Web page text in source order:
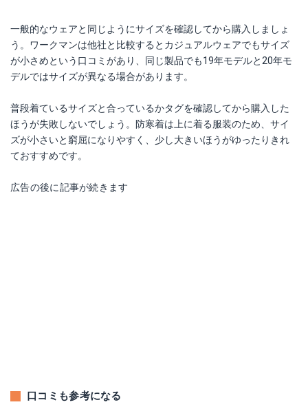
一般的なウェアと同じようにサイズを確認してから購入しましょ
う。ワークマンは他社と比較するとカジュアルウェアでもサイズ
が小さめという口コミがあり、同じ製品でも19年モデルと20年モ
デルではサイズが異なる場合があります。
普段着ているサイズと合っているかタグを確認してから購入した
ほうが失敗しないでしょう。防寒着は上に着る服装のため、サイ
ズが小さいと窮屈になりやすく、少し大きいほうがゆったりきれ
ておすすめです。
広告の後に記事が続きます
口コミも参考になる